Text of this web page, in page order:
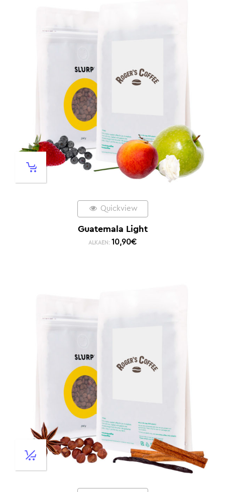
Quickview
Guatemala Light
ALKAEN: 10,90€